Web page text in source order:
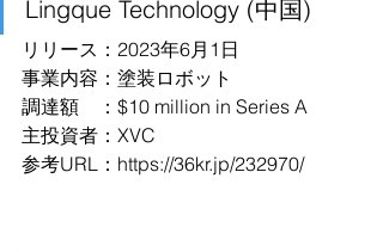
Lingque Technology (中国)
リリース：2023年6月1日
事業内容：塗装ロボット
調達額　：$10 million in Series A
主投資者：XVC
参考URL：https://36kr.jp/232970/